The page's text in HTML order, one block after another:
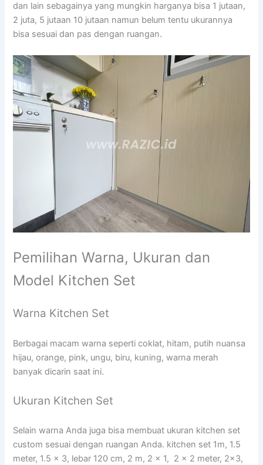
dan lain sebagainya yang mungkin harganya bisa 1 jutaan,
2 juta, 5 jutaan 10 jutaan namun belum tentu ukurannya
bisa sesuai dan pas dengan ruangan.
Pemilihan Warna, Ukuran dan
Model Kitchen Set
Warna Kitchen Set
Berbagai macam warna seperti coklat, hitam, putih nuansa
hijau, orange, pink, ungu, biru, kuning, warna merah
banyak dicarin saat ini.
Ukuran Kitchen Set
Selain warna Anda juga bisa membuat ukuran kitchen set
custom sesuai dengan ruangan Anda. kitchen set 1m, 1.5
meter, 1.5 x 3, lebar 120 cm, 2 m, 2 x 1, 2 x 2 meter, 2×3,